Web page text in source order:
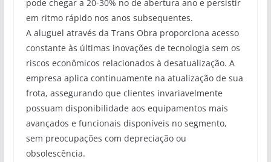
pode chegar a 20-30% no de abertura ano e persistir
em ritmo rápido nos anos subsequentes.
A aluguel através da Trans Obra proporciona acesso
constante às últimas inovações de tecnologia sem os
riscos econômicos relacionados à desatualização. A
empresa aplica continuamente na atualização de sua
frota, assegurando que clientes invariavelmente
possuam disponibilidade aos equipamentos mais
avançados e funcionais disponíveis no segmento,
sem preocupações com depreciação ou
obsolescência.